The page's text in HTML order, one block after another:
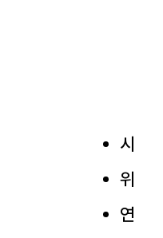
시
위
​연